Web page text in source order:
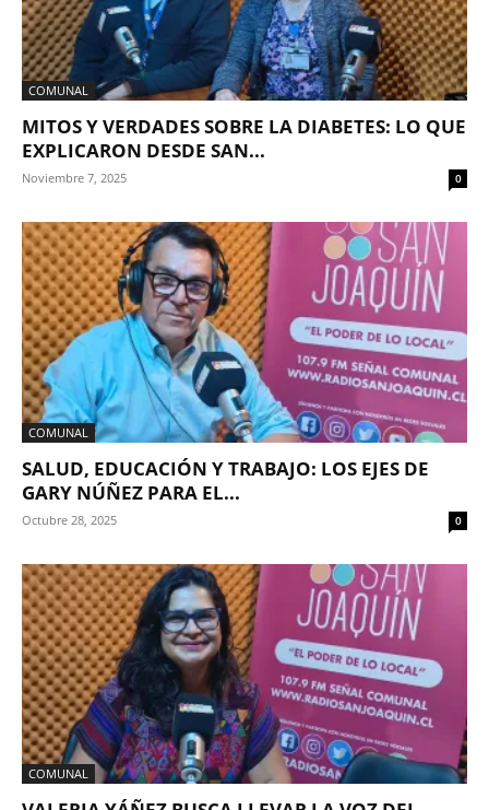
COMUNAL
MITOS Y VERDADES SOBRE LA DIABETES: LO QUE
EXPLICARON DESDE SAN...
Noviembre 7, 2025 0
COMUNAL
SALUD, EDUCACIÓN Y TRABAJO: LOS EJES DE
GARY NÚÑEZ PARA EL...
Octubre 28, 2025 0
COMUNAL